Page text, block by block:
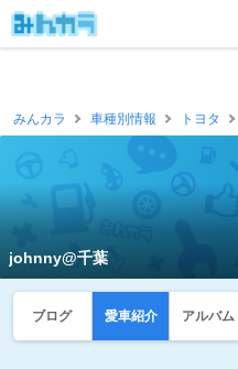
みんカラ 車種別情報 トヨタ
johnny@千葉
ブログ 愛車紹介 アルバム